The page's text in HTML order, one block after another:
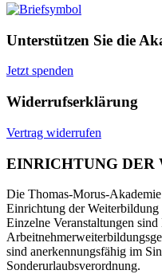
Unterstützen Sie die
Jetzt spenden
Widerrufserklärung
Vertrag widerrufen
EINRICHTUNG DER
Die Thomas-Morus-
Einrichtung der
Einzelne Veranstaltungen
sind anerkennungsfähig im
Sonderurlaubsverordnung.